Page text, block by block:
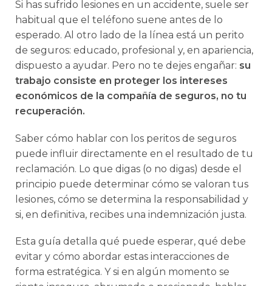
Si has sufrido lesiones en un accidente, suele ser
habitual que el teléfono suene antes de lo
esperado. Al otro lado de la línea está un perito
de seguros: educado, profesional y, en apariencia,
dispuesto a ayudar. Pero no te dejes engañar: su
trabajo consiste en proteger los intereses
económicos de la compañía de seguros, no tu
recuperación.
Saber cómo hablar con los peritos de seguros
puede influir directamente en el resultado de tu
reclamación. Lo que digas (o no digas) desde el
principio puede determinar cómo se valoran tus
lesiones, cómo se determina la responsabilidad y
si, en definitiva, recibes una indemnización justa.
Esta guía detalla qué puede esperar, qué debe
evitar y cómo abordar estas interacciones de
forma estratégica. Y si en algún momento se